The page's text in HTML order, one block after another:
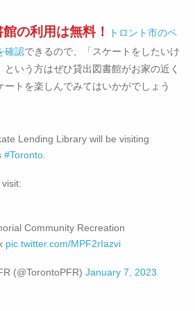
の利用は無料！
トロント市のペ
確認できるので、「スケートをしたいけ
という方はぜひ貸出図書館がお家の近く
ートを楽しんでみてはいかがでしょう
Lending Library will be visiting
#Toronto.
Community Recreation
pic.twitter.com/MPF2rIazvi
(@TorontoPFR) January 7, 2023